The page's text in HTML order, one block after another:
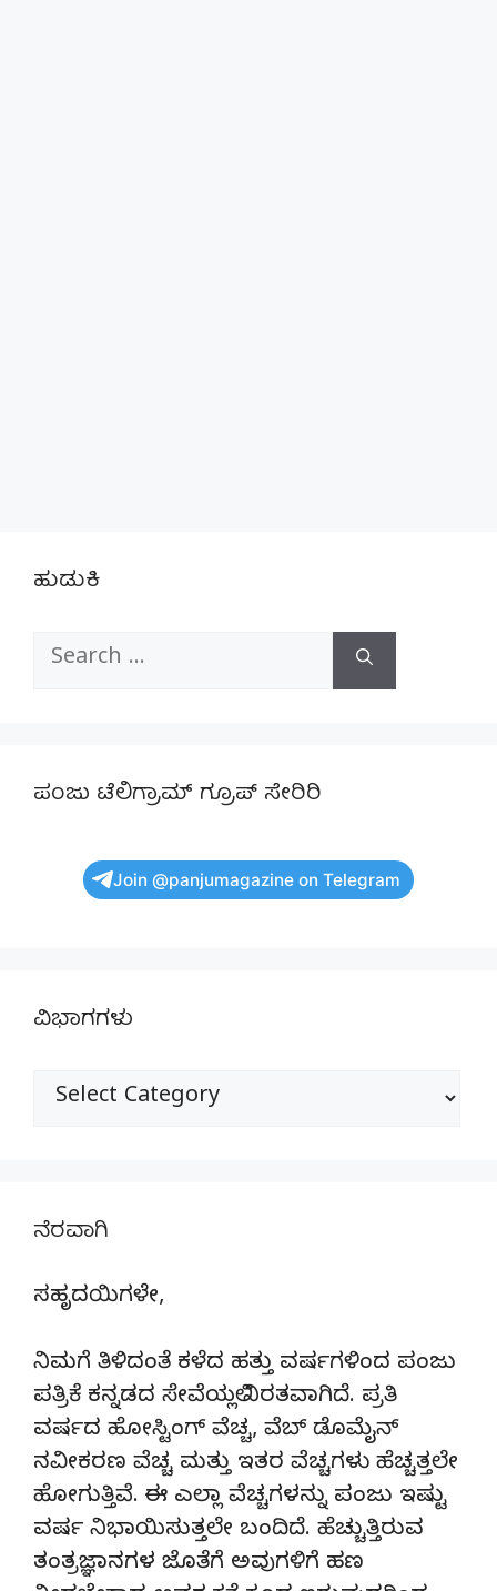
ಹುಡುಕಿ
Search
ಪಂಜು ಟೆಲಿಗ್ರಾಮ್ ಗ್ರೂಪ್ ಸೇರಿರಿ
Join @panjumagazine on Telegram
ವಿಭಾಗಗಳು
ವಿಭಾಗಗಳು
ನೆರವಾಗಿ
ಸಹೃದಯಿಗಳೇ,
ನಿಮಗೆ ತಿಳಿದಂತೆ ಕಳೆದ ಹತ್ತು ವರ್ಷಗಳಿಂದ ಪಂಜು
ಪತ್ರಿಕೆ ಕನ್ನಡದ ಸೇವೆಯಲ್ಲಿ ನಿರತವಾಗಿದೆ. ಪ್ರತಿ
ವರ್ಷದ ಹೋಸ್ಟಿಂಗ್‌ ವೆಚ್ಚ, ವೆಬ್‌ ಡೊಮೈನ್‌
ನವೀಕರಣ ವೆಚ್ಚ ಮತ್ತು ಇತರ ವೆಚ್ಚಗಳು ಹೆಚ್ಚತ್ತಲೇ
ಹೋಗುತ್ತಿವೆ. ಈ ಎಲ್ಲಾ ವೆಚ್ಚಗಳನ್ನು ಪಂಜು ಇಷ್ಟು
ವರ್ಷ ನಿಭಾಯಿಸುತ್ತಲೇ ಬಂದಿದೆ. ಹೆಚ್ಚುತ್ತಿರುವ
ತಂತ್ರಜ್ಞಾನಗಳ ಜೊತೆಗೆ ಅವುಗಳಿಗೆ ಹಣ